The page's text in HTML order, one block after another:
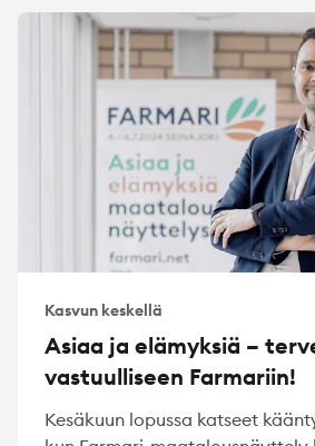
Kasvun keskellä
Asiaa ja elämyksiä –
vastuulliseen Farmariin!
Kesäkuun lopussa katseet